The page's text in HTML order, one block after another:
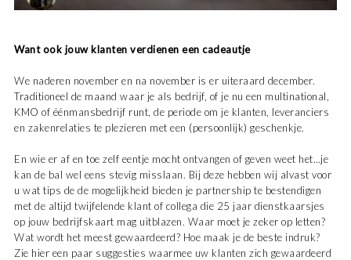
Want ook jouw klanten verdienen een cadeautje
We naderen november en na november is er uiteraard december.
Traditioneel de maand waar je als bedrijf, of je nu een multinational,
KMO of éénmansbedrijf runt, de periode om je klanten, leveranciers
en zakenrelaties te plezieren met een (persoonlijk) geschenkje.
En wie er af en toe zelf eentje mocht ontvangen of geven weet het…je
kan de bal wel eens stevig misslaan. Bij deze hebben wij alvast voor
u wat tips de de mogelijkheid bieden je partnership te bestendigen
met de altijd twijfelende klant of collega die 25 jaar dienstkaarsjes
op jouw bedrijfskaart mag uitblazen. Waar moet je zeker op letten?
Wat wordt het meest gewaardeerd? Hoe maak je de beste indruk?
Zie hier een paar suggesties waarmee uw klanten zich gewaardeerd